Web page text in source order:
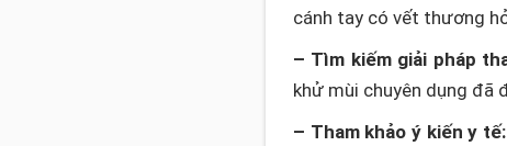
cánh tay có vết thương
– Tìm kiếm giải pháp
khử mùi chuyên dụng đã
– Tham khảo ý kiến y tế: